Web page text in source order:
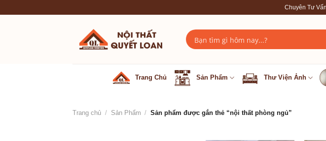
Chuyên Tư Vấn
Trang Chủ Sản Phẩm Thư Viện Ảnh
Trang chủ / Sản Phẩm / Sản phẩm được gắn thẻ “nội thất phòng ngủ”